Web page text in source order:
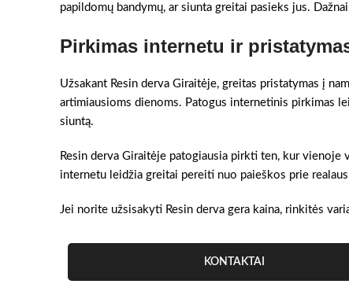
papildomų bandymų, ar siunta greitai pasieks jus.
Pirkimas internetu ir
Užsakant Resin derva Giraitėje, greitas pristatymas į
artimiausioms dienoms. Patogus internetinis pirkimas
siuntą.
Resin derva Giraitėje patogiausia pirkti ten, kur
internetu leidžia greitai pereiti nuo paieškos prie realaus
Jei norite užsisakyti Resin derva gera kaina, rinkitės
KONTAKTAI